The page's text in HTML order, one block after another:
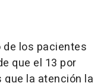
de los pacientes
que el 13 por
la atención la